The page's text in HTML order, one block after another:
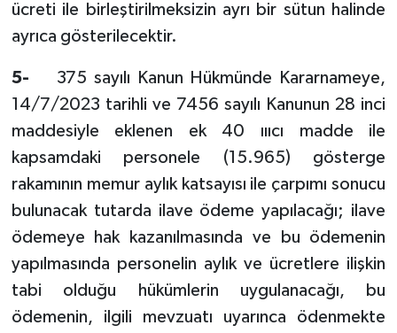
ücreti ile birleştirilmeksizin ayrı bir sütun halinde
ayrıca gösterilecektir.
5- 375 sayılı Kanun Hükmünde Kararnameye,
14/7/2023 tarihli ve 7456 sayılı Kanunun 28 inci
maddesiyle eklenen ek 40 ıııcı madde ile
kapsamdaki personele (15.965) gösterge
rakamının memur aylık katsayısı ile çarpımı sonucu
bulunacak tutarda ilave ödeme yapılacağı; ilave
ödemeye hak kazanılmasında ve bu ödemenin
yapılmasında personelin aylık ve ücretlere ilişkin
tabi olduğu hükümlerin uygulanacağı, bu
ödemenin, ilgili mevzuatı uyarınca ödenmekte